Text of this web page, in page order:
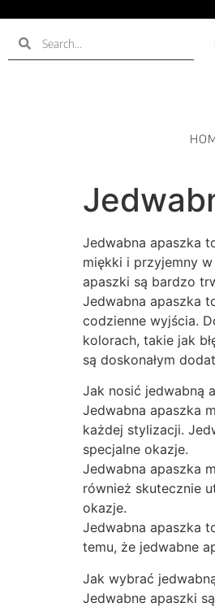
Jedwabna apaszka
miękki i przyjemny
apaszki są bardzo
Jedwabna apaszka
codzienne wyjścia.
kolorach, takie jak
są doskonałym
Jak nosić jedwabną
Jedwabna apaszka
każdej stylizacji.
specjalne okazje.
Jedwabna apaszka
również skutecznie
okazje.
Jedwabna apaszka
temu, że jedwabne
Jak wybrać
Jedwabne apaszki